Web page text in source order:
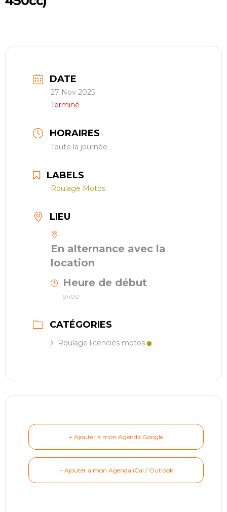
DATE
27 Nov 2025
Terminé
HORAIRES
Toute la journée
LABELS
Roulage Motos
LIEU
En alternance avec la
location
Heure de début
9h00
CATÉGORIES
Roulage licenciés motos
+ Ajouter à mon Agenda Google
+ Ajouter à mon Agenda iCal / Outlook